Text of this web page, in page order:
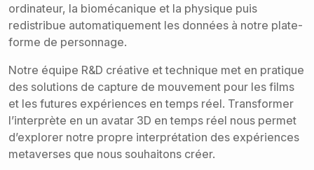
ordinateur, la biomécanique et la physique puis
redistribue automatiquement les données à notre plate-
forme de personnage.
Notre équipe R&D créative et technique met en pratique
des solutions de capture de mouvement pour les films
et les futures expériences en temps réel. Transformer
l’interprète en un avatar 3D en temps réel nous permet
d’explorer notre propre interprétation des expériences
metaverses que nous souhaitons créer.